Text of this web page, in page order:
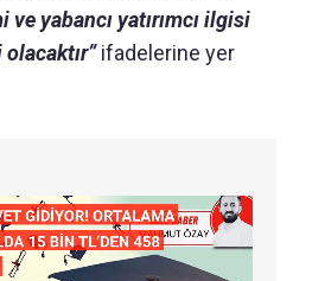
yabancı yatırımcı ilgisi
ifadelerine yer